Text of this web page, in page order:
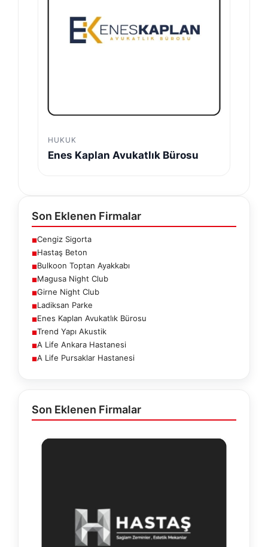
HUKUK
Enes Kaplan Avukatlık Bürosu
Son Eklenen Firmalar
■Cengiz Sigorta
■Hastaş Beton
■Bulkoon Toptan Ayakkabı
■Magusa Night Club
■Girne Night Club
■Ladiksan Parke
■Enes Kaplan Avukatlık Bürosu
■Trend Yapı Akustik
■A Life Ankara Hastanesi
■A Life Pursaklar Hastanesi
Son Eklenen Firmalar